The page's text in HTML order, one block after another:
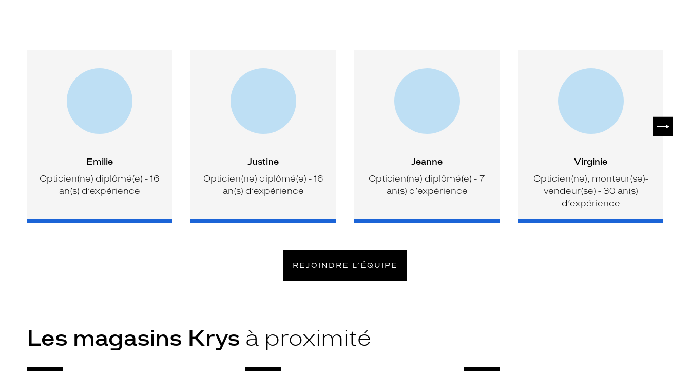
Emilie
Opticien(ne) diplômé(e) - 16
an(s) d’expérience
Justine
Opticien(ne) diplômé(e) - 16
an(s) d’expérience
Jeanne
Opticien(ne) diplômé(e) - 7
an(s) d’expérience
Virginie
Opticien(ne), monteur(se)-
vendeur(se) - 30 an(s)
d’expérience
REJOINDRE L’ÉQUIPE
Les magasins Krys à proximité
Opticien
Voir Opticien
Voir Opticien
Voir